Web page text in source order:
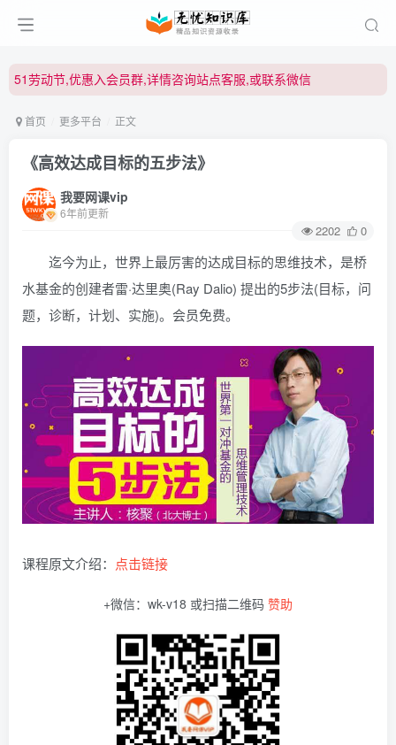
51劳动节,优惠入会员群,详情咨询站点客服,或联系微信
51劳动节,优惠入会员群,详情咨询站点客服,或联系微信
首页 更多平台 正文
《高效达成目标的五步法》
我要网课vip
6年前更新
2202 0
迄今为止，世界上最厉害的达成目标的思维技术，是桥
水基金的创建者雷·达里奥(Ray Dalio) 提出的5步法(目标，问
题，诊断，计划、实施)。会员免费。
课程原文介绍： 点击链接
+微信：wk-v18 或扫描二维码 赞助